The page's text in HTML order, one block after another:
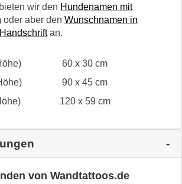
wir den Hundenamen mit
oder aber den Wunschnamen in
an.
60 x 30 cm
90 x 45 cm
120 x 59 cm
von Wandtattoos.de